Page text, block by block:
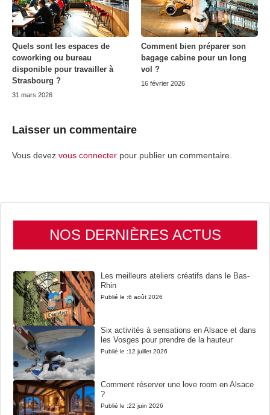
Quels sont les espaces de
coworking ou bureau
disponible pour travailler à
Strasbourg ?
31 mars 2026
Comment bien préparer son
bagage cabine pour un long
vol ?
16 février 2026
Laisser un commentaire
Vous devez vous connecter pour publier un commentaire.
NOS DERNIÈRES ACTUS
Les meilleurs ateliers créatifs dans le Bas-
Rhin
Publié le :6 août 2026
Six activités à sensations en Alsace et dans
les Vosges pour prendre de la hauteur
Publié le :12 juillet 2026
Comment réserver une love room en Alsace
?
Publié le :22 juin 2026